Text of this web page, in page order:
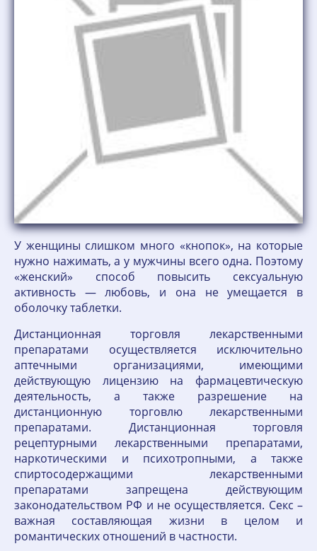
У женщины слишком много «кнопок», на которые
нужно нажимать, а у мужчины всего одна. Поэтому
«женский» способ повысить сексуальную
активность — любовь, и она не умещается в
оболочку таблетки.
Дистанционная торговля лекарственными
препаратами осуществляется исключительно
аптечными организациями, имеющими
действующую лицензию на фармацевтическую
деятельность, а также разрешение на
дистанционную торговлю лекарственными
препаратами. Дистанционная торговля
рецептурными лекарственными препаратами,
наркотическими и психотропными, а также
спиртосодержащими лекарственными
препаратами запрещена действующим
законодательством РФ и не осуществляется. Секс –
важная составляющая жизни в целом и
романтических отношений в частности.